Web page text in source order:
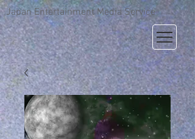
Japan Entertainment Media Service